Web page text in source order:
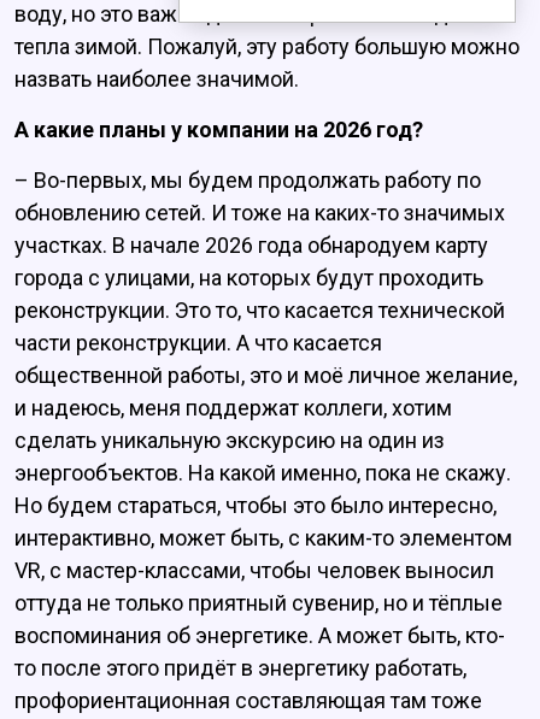
воду, но это важно для бесперебойной подачи
тепла зимой. Пожалуй, эту работу большую можно
назвать наиболее значимой.
А какие планы у компании на 2026 год?
– Во-первых, мы будем продолжать работу по
обновлению сетей. И тоже на каких-то значимых
участках. В начале 2026 года обнародуем карту
города с улицами, на которых будут проходить
реконструкции. Это то, что касается технической
части реконструкции. А что касается
общественной работы, это и моё личное желание,
и надеюсь, меня поддержат коллеги, хотим
сделать уникальную экскурсию на один из
энергообъектов. На какой именно, пока не скажу.
Но будем стараться, чтобы это было интересно,
интерактивно, может быть, с каким-то элементом
VR, с мастер-классами, чтобы человек выносил
оттуда не только приятный сувенир, но и тёплые
воспоминания об энергетике. А может быть, кто-
то после этого придёт в энергетику работать,
профориентационная составляющая там тоже